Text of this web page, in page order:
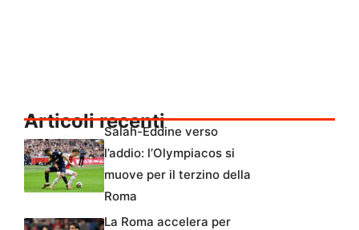
Articoli recenti
Salah-Eddine verso
l’addio: l’Olympiacos si
muove per il terzino della
Roma
La Roma accelera per